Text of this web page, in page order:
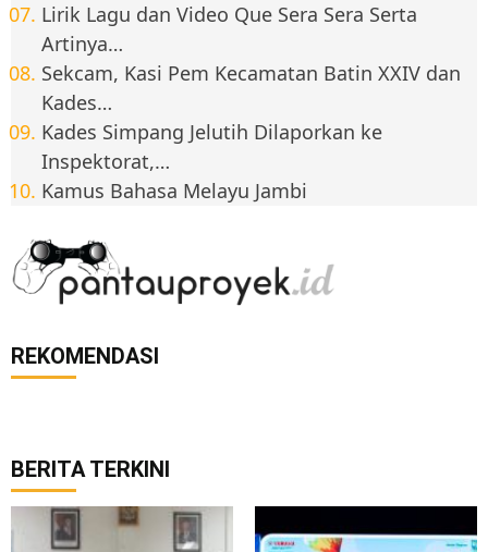
Lirik Lagu dan Video Que Sera Sera Serta
Artinya…
Sekcam, Kasi Pem Kecamatan Batin XXIV dan
Kades…
Kades Simpang Jelutih Dilaporkan ke
Inspektorat,…
Kamus Bahasa Melayu Jambi
REKOMENDASI
BERITA TERKINI